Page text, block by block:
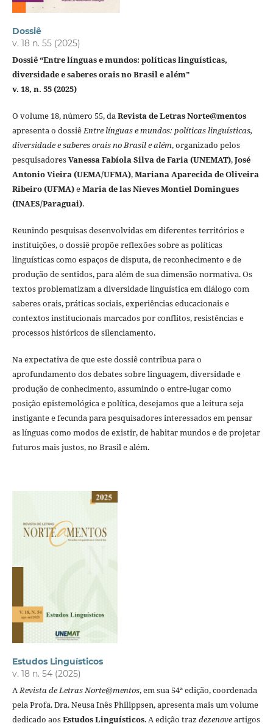
Dossiê
v. 18 n. 55 (2025)
Dossiê “Entre línguas e mundos: políticas linguísticas,
diversidade e saberes orais no Brasil e além”
v. 18, n. 55 (2025)
O volume 18, número 55, daRevista de Letras Norte@mentos
apresenta o dossiêEntre línguas e mundos: políticas linguísticas,
diversidade e saberes orais no Brasil e além, organizado pelos
pesquisadoresVanessa Fabíola Silva de Faria (UNEMAT),José
Antonio Vieira (UEMA/UFMA),Mariana Aparecida de Oliveira
Ribeiro (UFMA)eMaria de las Nieves Montiel Domingues
(INAES/Paraguai).
Reunindo pesquisas desenvolvidas em diferentes territórios e
instituições, o dossiê propõe reflexões sobre as políticas
linguísticas como espaços de disputa, de reconhecimento e de
produção de sentidos, para além de sua dimensão normativa. Os
textos problematizam a diversidade linguística em diálogo com
saberes orais, práticas sociais, experiências educacionais e
contextos institucionais marcados por conflitos, resistências e
processos históricos de silenciamento.
Na expectativa de que este dossiê contribua para o
aprofundamento dos debates sobre linguagem, diversidade e
produção de conhecimento, assumindo o entre-lugar como
posição epistemológica e política, desejamos que a leitura seja
instigante e fecunda para pesquisadores interessados em pensar
as línguas como modos de existir, de habitar mundos e de projetar
futuros mais justos, no Brasil e além.
Estudos Linguísticos
v. 18 n. 54 (2025)
ARevista de Letras Norte@mentos, em sua 54ª edição, coordenada
pela Profa. Dra. Neusa Inês Philippsen, apresenta mais um volume
dedicado aosEstudos Linguísticos. A edição traz dezenoveartigos